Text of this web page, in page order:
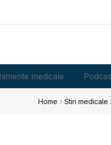
medicale
Home Stiri medicale